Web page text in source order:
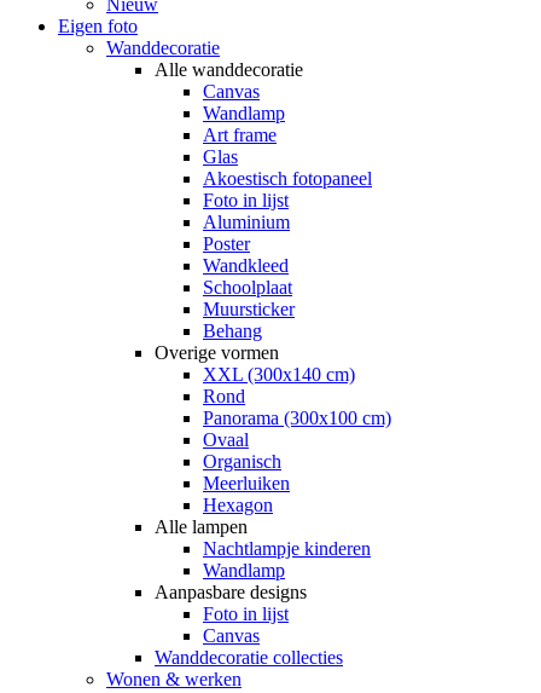
Eigen foto
Wanddecoratie
Alle wanddecoratie
Canvas
Wandlamp
Art frame
Glas
Akoestisch fotopaneel
Foto in lijst
Aluminium
Poster
Wandkleed
Schoolplaat
Muursticker
Behang
Overige vormen
XXL (300x140 cm)
Rond
Panorama (300x100 cm)
Ovaal
Organisch
Meerluiken
Hexagon
Alle lampen
Nachtlampje kinderen
Wandlamp
Aanpasbare designs
Foto in lijst
Canvas
Wanddecoratie collecties
Wonen & werken